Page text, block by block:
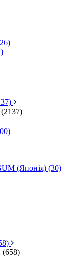
(Японія) (30)
(658)